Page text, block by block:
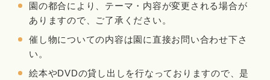
園の都合により、テーマ・内容が変更される場合が
ありますので、ご了承ください。
催し物についての内容は園に直接お問い合わせ下さ
い。
絵本やDVDの貸し出しを行なっておりますので、是